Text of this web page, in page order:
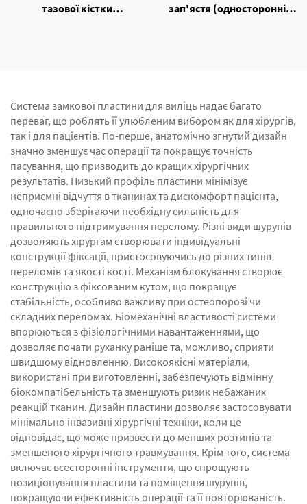
тазової кістки
зап'ястя (односторонній
Система замкової пластини для виліць надає багато
переваг, що роблять її улюбленим вибором як для хірургів,
так і для пацієнтів. По-перше, анатомічно згнутий дизайн
значно зменшує час операції та покращує точність
пасування, що призводить до кращих хірургічних
результатів. Низький профіль пластини мінімізує
неприємні відчуття в тканинах та дискомфорт пацієнта,
одночасно зберігаючи необхідну сильність для
правильного підтримування перелому. Різні види шурупів
дозволяють хірургам створювати індивідуальні
конструкції фіксації, пристосовуючись до різних типів
переломів та якості кості. Механізм блокування створює
конструкцію з фіксованим кутом, що покращує
стабільність, особливо важливу при остеопорозі чи
складних переломах. Біомеханічні властивості системи
впорюються з фізіологічними навантаженнями, що
дозволяє почати руханку раніше та, можливо, сприяти
швидшому відновленню. Високоякісні матеріали,
використані при виготовленні, забезпечують відмінну
біокомпатібельність та зменшують ризик небажаних
реакцій тканин. Дизайн пластини дозволяє застосовувати
мінімально інвазивні хірургічні техніки, коли це
відповідає, що може призвести до менших розтинів та
зменшеного хірургічного травмування. Крім того, система
включає всесторонні інструменти, що спрощують
позиціонування пластини та поміщення шурупів,
покращуючи ефективність операції та її повторюваність.